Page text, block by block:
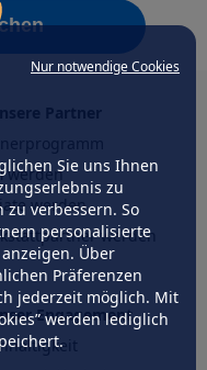
Nur notwendige Cookies
Sie uns Ihnen
zu
verbessern. So
personalisierte
Über
Präferenzen
jederzeit möglich. Mit
werden lediglich
werden
werden
werden
Engagement